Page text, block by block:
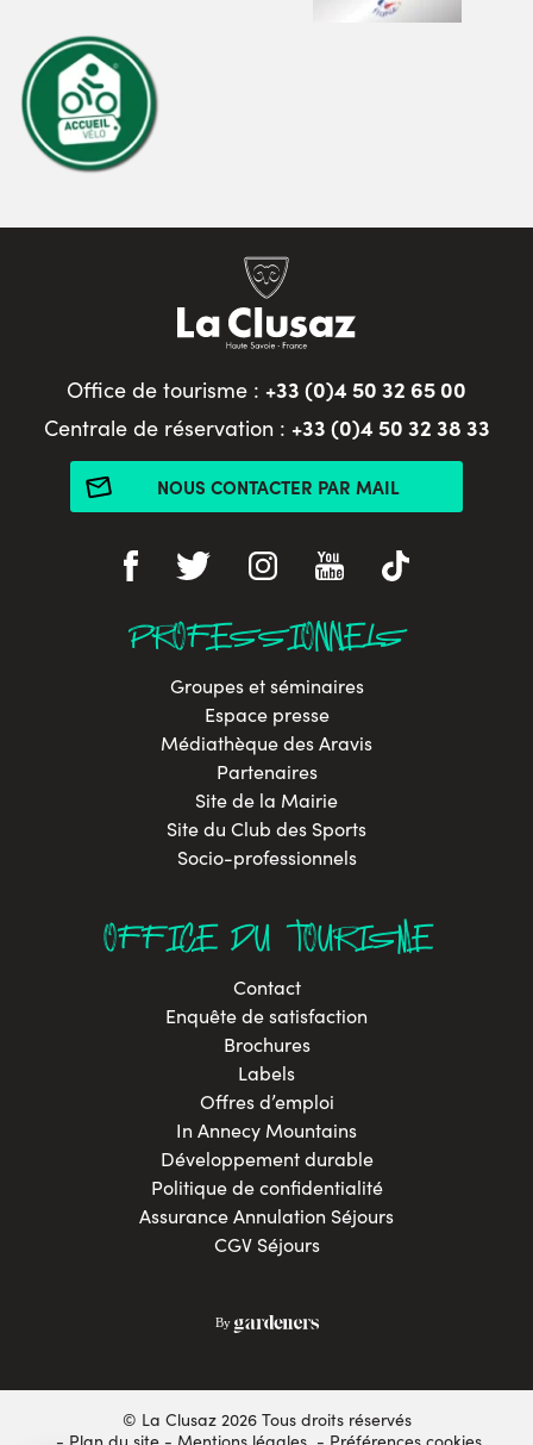
Office de tourisme : +33 (0)4 50 32 65 00
Centrale de réservation : +33 (0)4 50 32 38 33
NOUS CONTACTER PAR MAIL
PROFESSIONNELS
Groupes et séminaires
Espace presse
Médiathèque des Aravis
Partenaires
Site de la Mairie
Site du Club des Sports
Socio-professionnels
OFFICE DU TOURISME
Contact
Enquête de satisfaction
Brochures
Labels
Offres d’emploi
In Annecy Mountains
Développement durable
Politique de confidentialité
Assurance Annulation Séjours
CGV Séjours
© La Clusaz 2026 Tous droits réservés